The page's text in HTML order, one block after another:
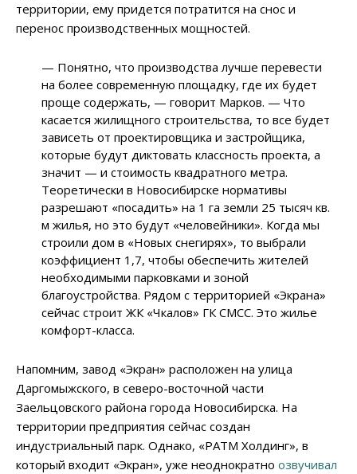
территории, ему придется потратится на снос и
перенос производственных мощностей.
— Понятно, что производства лучше перевести
на более современную площадку, где их будет
проще содержать, — говорит Марков. — Что
касается жилищного строительства, то все будет
зависеть от проектировщика и застройщика,
которые будут диктовать классность проекта, а
значит — и стоимость квадратного метра.
Теоретически в Новосибирске нормативы
разрешают «посадить» на 1 га земли 25 тысяч кв.
м жилья, но это будут «человейники». Когда мы
строили дом в «Новых снегирях», то выбрали
коэффициент 1,7, чтобы обеспечить жителей
необходимыми парковками и зоной
благоустройства. Рядом с территорией «Экрана»
сейчас строит ЖК «Чкалов» ГК СМСС. Это жилье
комфорт-класса.
Напомним, завод «Экран» расположен на улица
Даргомыжского, в северо-восточной части
Заельцовского района города Новосибирска. На
территории предприятия сейчас создан
индустриальный парк. Однако, «РАТМ Холдинг», в
который входит «Экран», уже неоднократно озвучивал